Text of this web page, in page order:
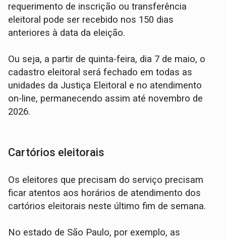
requerimento de inscrição ou transferência
eleitoral pode ser recebido nos 150 dias
anteriores à data da eleição.
Ou seja, a partir de quinta-feira, dia 7 de maio, o
cadastro eleitoral será fechado em todas as
unidades da Justiça Eleitoral e no atendimento
on-line, permanecendo assim até novembro de
2026.
Cartórios eleitorais
Os eleitores que precisam do serviço precisam
ficar atentos aos horários de atendimento dos
cartórios eleitorais neste último fim de semana.
No estado de São Paulo, por exemplo, as